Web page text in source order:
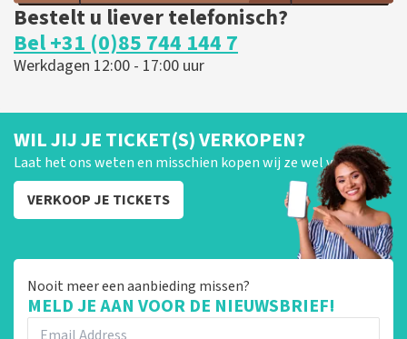
Bestelt u liever telefonisch?
Bel +31 (0)85 744 144 7
Werkdagen 12:00 - 17:00 uur
WIL JIJ JE TICKET(S) VERKOPEN?
Laat het ons weten en misschien kopen wij ze wel van je!
VERKOOP JE TICKETS
Nooit meer een aanbieding missen?
MELD JE AAN VOOR DE NIEUWSBRIEF!